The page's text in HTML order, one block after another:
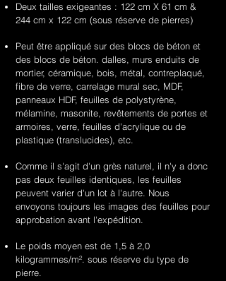
veneer
veneer
Deux tailles exigeantes : 122 cm X 61 cm &
244 cm x 122 cm (sous réserve de pierres)
Peut être appliqué sur des blocs de béton et
des blocs de béton. dalles, murs enduits de
mortier, céramique, bois, métal, contreplaqué,
fibre de verre, carrelage mural sec, MDF,
panneaux HDF, feuilles de polystyrène,
mélamine, masonite, revêtements de portes et
armoires, verre, feuilles d'acrylique ou de
plastique (translucides), etc.
Comme il s'agit d'un grès naturel, il n'y a donc
pas deux feuilles identiques, les feuilles
peuvent varier d'un lot à l'autre. Nous
envoyons toujours les images des feuilles pour
approbation avant l'expédition.
Le poids moyen est de 1,5 à 2,0
kilogrammes/m². sous réserve du type de
pierre.